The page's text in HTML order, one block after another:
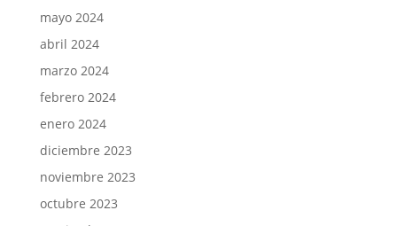
mayo 2024
abril 2024
marzo 2024
febrero 2024
enero 2024
diciembre 2023
noviembre 2023
octubre 2023